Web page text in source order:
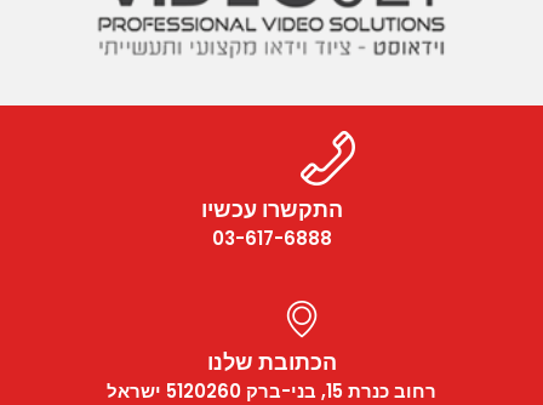
התקשרו עכשיו
03-617-6888
הכתובת שלנו
רחוב כנרת 15, בני-ברק 5120260 ישראל